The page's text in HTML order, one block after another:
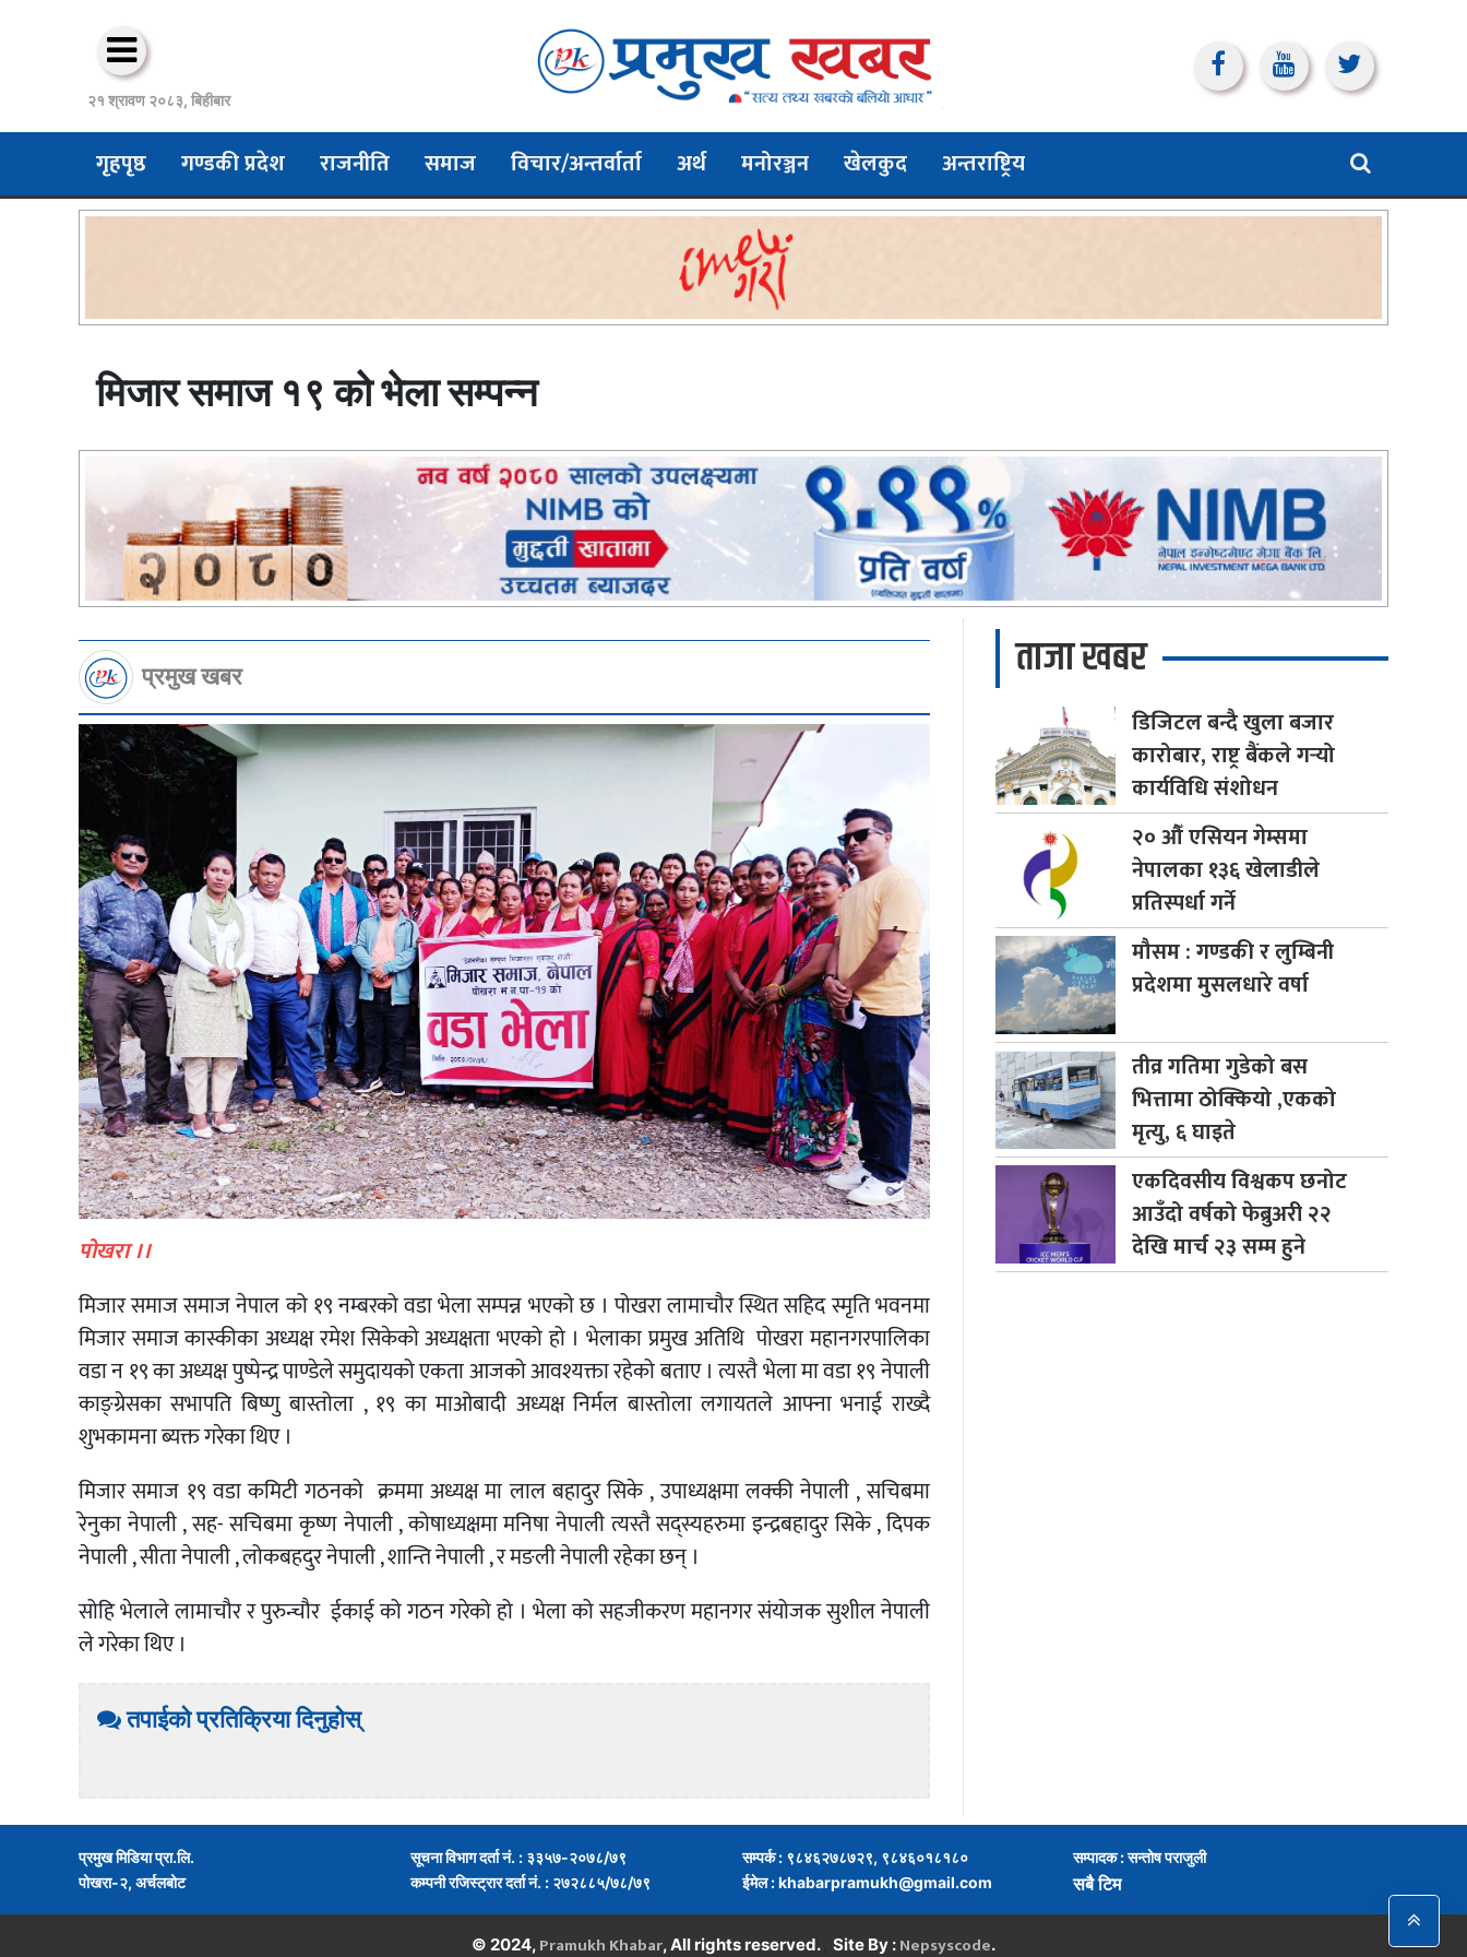
२१ श्रावण २०८३, बिहीबार
गृहपृष्ठ गण्डकी प्रदेश राजनीति समाज विचार/अन्तर्वार्ता अर्थ मनोरञ्जन खेलकुद अन्तराष्ट्रिय
मिजार समाज १९ को भेला सम्पन्न
प्रमुख खबर
पोखरा ।।
मिजार समाज समाज नेपाल को १९ नम्बरको वडा भेला सम्पन्न भएको छ । पोखरा लामाचौर स्थित सहिद स्मृति भवनमा
मिजार समाज कास्कीका अध्यक्ष रमेश सिकेको अध्यक्षता भएको हो । भेलाका प्रमुख अतिथि पोखरा महानगरपालिका
वडा न १९ का अध्यक्ष पुष्पेन्द्र पाण्डेले समुदायको एकता आजको आवश्यक्ता रहेको बताए । त्यस्तै भेला मा वडा १९ नेपाली
काङ्ग्रेसका सभापति बिष्णु बास्तोला , १९ का माओबादी अध्यक्ष निर्मल बास्तोला लगायतले आफ्ना भनाई राख्दै
शुभकामना ब्यक्त गरेका थिए ।
मिजार समाज १९ वडा कमिटी गठनको क्रममा अध्यक्ष मा लाल बहादुर सिके , उपाध्यक्षमा लक्की नेपाली , सचिबमा
रेनुका नेपाली , सह- सचिबमा कृष्ण नेपाली , कोषाध्यक्षमा मनिषा नेपाली त्यस्तै सद्स्यहरुमा इन्द्रबहादुर सिके , दिपक
नेपाली , सीता नेपाली , लोकबहदुर नेपाली , शान्ति नेपाली , र मङली नेपाली रहेका छन् ।
सोहि भेलाले लामाचौर र पुरुन्चौर ईकाई को गठन गरेको हो । भेला को सहजीकरण महानगर संयोजक सुशील नेपाली
ले गरेका थिए ।
तपाईको प्रतिक्रिया दिनुहोस्
ताजा खबर
डिजिटलबन्दै खुला बजार
कारोबार, राष्ट्र बैंकले गर्‍यो
कार्यविधि संशोधन
२०औँ एसियन गेम्समा
नेपालका १३६ खेलाडीले
प्रतिस्पर्धा गर्ने
मौसम: गण्डकी र लुम्बिनी
प्रदेशमा मुसलधारे वर्षा
तीव्रगतिमा गुडेको बस
भित्तामा ठोक्कियो ,एकको
मृत्यु, ६ घाइते
एकदिवसीयविश्वकप छनोट
आउँदो वर्षको फेब्रुअरी २२
देखि मार्च २३ सम्म हुने
प्रमुख मिडिया प्रा.लि.
पोखरा-२, अर्चलबोट
सूचना विभाग दर्ता नं. : ३३५७-२०७८/७९
कम्पनी रजिस्ट्रार दर्ता नं. : २७२८८५/७८/७९
सम्पर्क : ९८४६२७८७२९, ९८४६०१८१८०
ईमेल :khabarpramukh@gmail.com
सम्पादक : सन्तोष पराजुली
सबै टिम
© 2024, Pramukh Khabar, All rights reserved. Site By : Nepsyscode.